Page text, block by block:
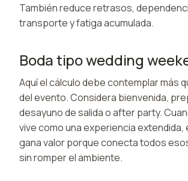
También reduce retrasos,
transporte y fatiga acumulada.
Boda tipo wedding
Aquí el cálculo debe contemplar más
del evento. Considera bienvenida,
desayuno de salida o after party.
vive como una experiencia extendida,
gana valor porque conecta todos
sin romper el ambiente.